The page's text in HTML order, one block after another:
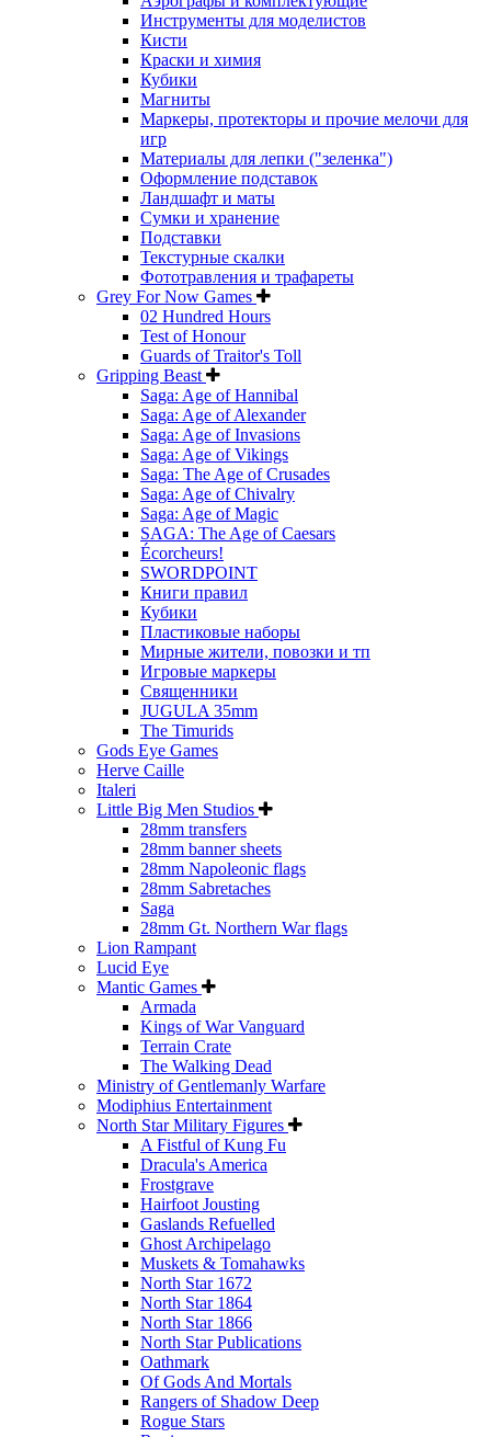
Инструменты для моделистов
Кисти
Краски и химия
Кубики
Магниты
Маркеры, протекторы и прочие мелочи для
игр
Материалы для лепки ("зеленка")
Оформление подставок
Ландшафт и маты
Сумки и хранение
Подставки
Текстурные скалки
Фототравления и трафареты
Grey For Now Games
02 Hundred Hours
Test of Honour
Guards of Traitor's Toll
Gripping Beast
Saga: Age of Hannibal
Saga: Age of Alexander
Saga: Age of Invasions
Saga: Age of Vikings
Saga: The Age of Crusades
Saga: Age of Chivalry
Saga: Age of Magic
SAGA: The Age of Caesars
Écorcheurs!
SWORDPOINT
Книги правил
Кубики
Пластиковые наборы
Мирные жители, повозки и тп
Игровые маркеры
Священники
JUGULA 35mm
The Timurids
Gods Eye Games
Herve Caille
Italeri
Little Big Men Studios
28mm transfers
28mm banner sheets
28mm Napoleonic flags
28mm Sabretaches
Saga
28mm Gt. Northern War flags
Lion Rampant
Lucid Eye
Mantic Games
Armada
Kings of War Vanguard
Terrain Crate
The Walking Dead
Ministry of Gentlemanly Warfare
Modiphius Entertainment
North Star Military Figures
A Fistful of Kung Fu
Dracula's America
Frostgrave
Hairfoot Jousting
Gaslands Refuelled
Ghost Archipelago
Muskets & Tomahawks
North Star 1672
North Star 1864
North Star 1866
North Star Publications
Oathmark
Of Gods And Mortals
Rangers of Shadow Deep
Rogue Stars